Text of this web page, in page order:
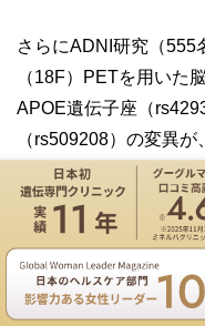
さらにADNI研究（555
（18F）PETを用いた
APOE遺伝子座（
（rs509208）の変異
合計15%（APOEが
することが明らかにな
究において、たった2
説明する稀なケースで
遺伝専門医の
お電話